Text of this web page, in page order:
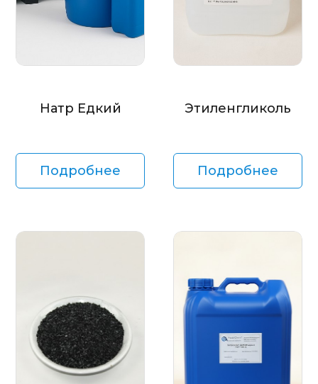
Натр Едкий
Подробнее
Этиленгликоль
Подробнее